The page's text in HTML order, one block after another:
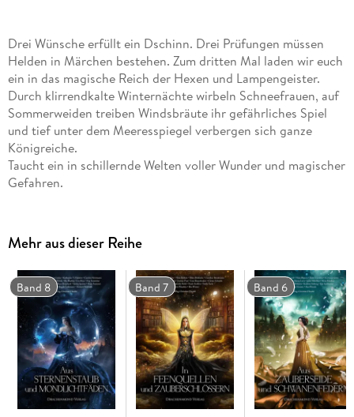
Drei Wünsche erfüllt ein Dschinn. Drei Prüfungen müssen
Helden in Märchen bestehen. Zum dritten Mal laden wir euch
ein in das magische Reich der Hexen und Lampengeister.
Durch klirrendkalte Winternächte wirbeln Schneefrauen, auf
Sommerweiden treiben Windsbräute ihr gefährliches Spiel
und tief unter dem Meeresspiegel verbergen sich ganze
Königreiche.
Taucht ein in schillernde Welten voller Wunder und magischer
Gefahren.
Mehr aus dieser Reihe
Band 8 Band 7 Band 6